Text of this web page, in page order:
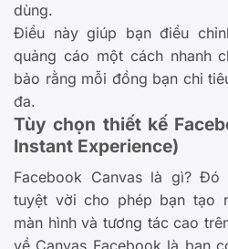
dùng.
Điều này giúp bạn điều
quảng cáo một cách nhanh
bảo rằng mỗi đồng bạn chi
đa.
Tùy chọn thiết kế
Instant Experience)
Facebook Canvas là gì?
tuyệt vời cho phép bạn tạo
màn hình và tương tác cao
về Canvas Facebook là bạn